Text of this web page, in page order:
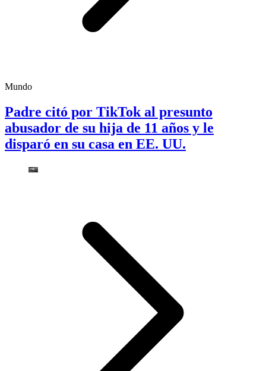
Mundo
Padre citó por TikTok al presunto
abusador de su hija de 11 años y le
disparó en su casa en EE. UU.